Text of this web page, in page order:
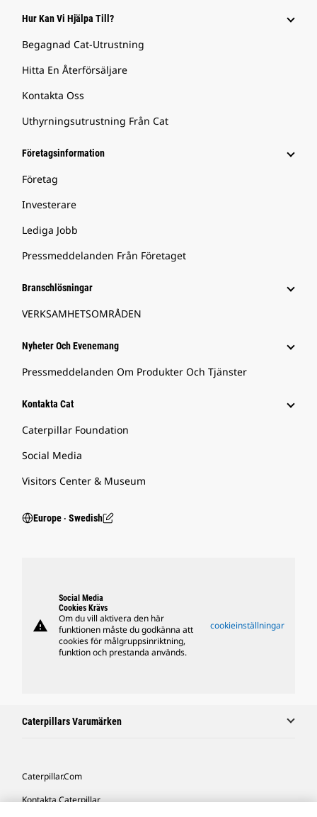
Hur Kan Vi Hjälpa Till?
Begagnad Cat-Utrustning
Hitta En Återförsäljare
Kontakta Oss
Uthyrningsutrustning Från Cat
Företagsinformation
Företag
Investerare
Lediga Jobb
Pressmeddelanden Från Företaget
Branschlösningar
VERKSAMHETSOMRÅDEN
Nyheter Och Evenemang
Pressmeddelanden Om Produkter Och Tjänster
Kontakta Cat
Caterpillar Foundation
Social Media
Visitors Center & Museum
Europe ‧ Swedish
warning
Social Media
Cookies Krävs
Om du vill aktivera den här
funktionen måste du godkänna att
cookies för målgruppsinriktning,
funktion och prestanda används.
cookieinställningar
Caterpillars Varumärken
Caterpillar.com
Kontakta Caterpillar